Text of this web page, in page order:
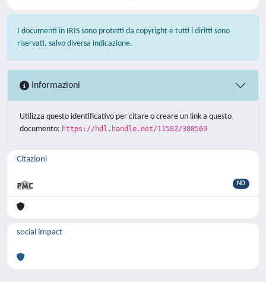
I documenti in IRIS sono protetti da copyright e tutti i diritti sono
riservati, salvo diversa indicazione.
Informazioni
Utilizza questo identificativo per citare o creare un link a questo
documento: https://hdl.handle.net/11582/308569
Citazioni
ND
social impact